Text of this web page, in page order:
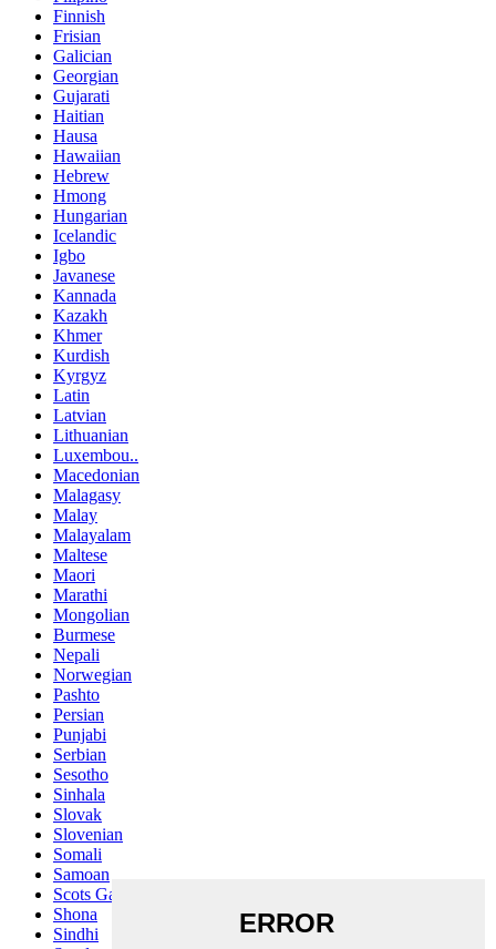
Finnish
Frisian
Galician
Georgian
Gujarati
Haitian
Hausa
Hawaiian
Hebrew
Hmong
Hungarian
Icelandic
Igbo
Javanese
Kannada
Kazakh
Khmer
Kurdish
Kyrgyz
Latin
Latvian
Lithuanian
Luxembou..
Macedonian
Malagasy
Malay
Malayalam
Maltese
Maori
Marathi
Mongolian
Burmese
Nepali
Norwegian
Pashto
Persian
Punjabi
Serbian
Sesotho
Sinhala
Slovak
Slovenian
Somali
Samoan
Scots Gaelic
Shona
Sindhi